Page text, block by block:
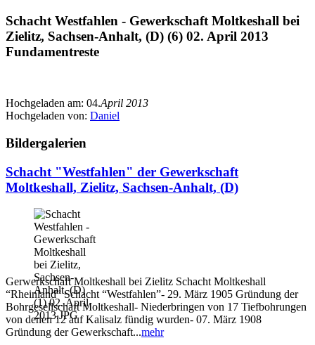
Schacht Westfahlen - Gewerkschaft Moltkeshall bei
Zielitz, Sachsen-Anhalt, (D) (6) 02. April 2013
Fundamentreste
Hochgeladen am: 04.April 2013
Hochgeladen von: Daniel
Bildergalerien
Schacht "Westfahlen" der Gewerkschaft
Moltkeshall, Zielitz, Sachsen-Anhalt, (D)
Gerwerkschaft Moltkeshall bei Zielitz Schacht Moltkeshall
“Rheinland” Schacht “Westfahlen”- 29. März 1905 Gründung der
Bohrgesellschaft Moltkeshall- Niederbringen von 17 Tiefbohrungen
von denen 12 auf Kalisalz fündig wurden- 07. März 1908
Gründung der Gewerkschaft...mehr